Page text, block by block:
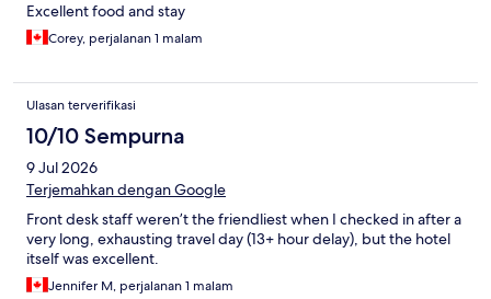
Excellent food and stay
Corey, perjalanan 1 malam
Ulasan terverifikasi
10/10 Sempurna
9 Jul 2026
Terjemahkan dengan Google
Front desk staff weren’t the friendliest when I checked in after a
very long, exhausting travel day (13+ hour delay), but the hotel
itself was excellent.
Jennifer M, perjalanan 1 malam